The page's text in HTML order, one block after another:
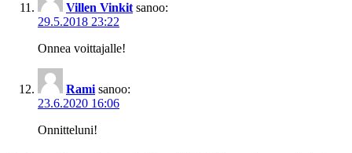
Villen Vinkit sanoo:
29.5.2018 23:22
Onnea voittajalle!
Rami sanoo:
23.6.2020 16:06
Onnitteluni!